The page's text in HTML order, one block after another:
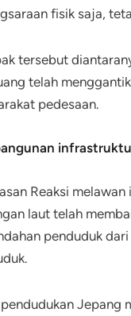
fisik saja,
tersebut
telah
pedesaan.
Reaksi
laut telah
penduduk
Jepang